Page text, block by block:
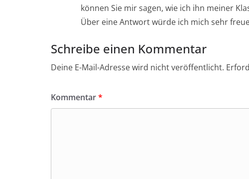
können Sie mir sagen, wie ich ihn meiner
Über eine Antwort würde ich mich sehr
Schreibe einen Kommentar
Deine E-Mail-Adresse wird nicht veröffentlicht.
Kommentar*